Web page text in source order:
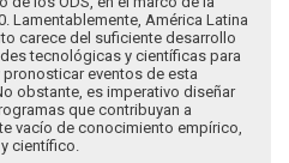
Lamentablemente, América Latina
carece del suficiente desarrollo
tecnológicas y científicas para
pronosticar eventos de esta
obstante, es imperativo diseñar
que contribuyan a
vacío de conocimiento empírico,
científico.